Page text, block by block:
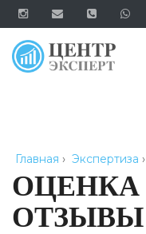
Главная › Экспертиза ›